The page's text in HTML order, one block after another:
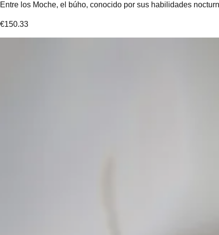
Entre los Moche, el búho, conocido por sus habilidades
€150.33